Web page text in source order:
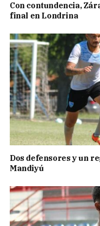
Con contundencia,
final en Londrina
Dos defensores y un
Mandiyú